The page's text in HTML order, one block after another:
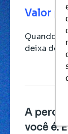
Valor
Quando
deixa de
A
você é.